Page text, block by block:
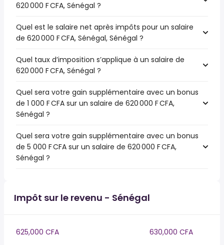
620 000 F CFA, Sénégal ?
Quel est le salaire net après impôts pour un salaire
de 620 000 F CFA, Sénégal, Sénégal ?
Quel taux d’imposition s’applique à un salaire de
620 000 F CFA, Sénégal ?
Quel sera votre gain supplémentaire avec un bonus
de 1 000 F CFA sur un salaire de 620 000 F CFA,
Sénégal ?
Quel sera votre gain supplémentaire avec un bonus
de 5 000 F CFA sur un salaire de 620 000 F CFA,
Sénégal ?
Impôt sur le revenu - Sénégal
625,000 CFA
630,000 CFA